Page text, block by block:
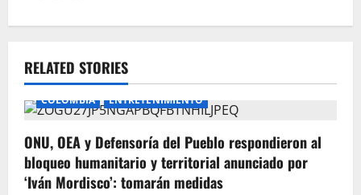
a
v
i
g
a
RELATED STORIES
COLOMBIA ENTRETENIMIENTO
ONU, OEA y Defensoría del Pueblo respondieron al
bloqueo humanitario y territorial anunciado por
‘Iván Mordisco’: tomarán medidas